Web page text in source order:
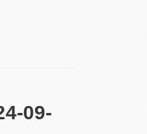
09-